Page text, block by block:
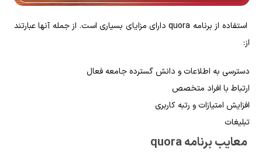
استفاده از برنامه quora دارای مزایای بسیاری است. از جمله آنها عبارتند
از:
دسترسی به اطلاعات و دانش گسترده جامعه فعال
ارتباط با افراد متخصص
افزایش امتیازات و رتبه کاربری
تبلیغات
معایب برنامه quora